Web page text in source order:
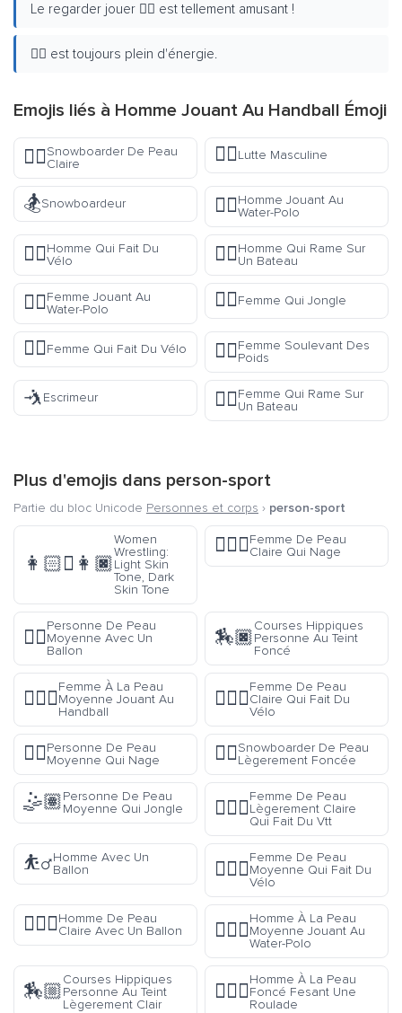
Le regarder jouer 🤾‍♂️ est tellement amusant !
🤾‍♂️ est toujours plein d'énergie.
Emojis liés à Homme Jouant Au Handball Émoji
🏂🏻Snowboarder De Peau
Claire
🤼‍♂️Lutte Masculine
🏂Snowboardeur 🤽‍♂️Homme Jouant Au
Water-Polo
🚴‍♂️Homme Qui Fait Du
Vélo
🚣‍♂️Homme Qui Rame Sur
Un Bateau
🤽‍♀️Femme Jouant Au
Water-Polo
🤹‍♀️Femme Qui Jongle
🚴‍♀️Femme Qui Fait Du Vélo 🏋️‍♀️Femme Soulevant Des
Poids
🤺Escrimeur 🚣‍♀️Femme Qui Rame Sur
Un Bateau
Plus d'emojis dans person-sport
Partie du bloc Unicode Personnes et corps › person-sport
👩🏻‍🫯‍👩🏿
Women
Wrestling:
Light Skin
Tone, Dark
Skin Tone
🏊🏻‍♀️Femme De Peau
Claire Qui Nage
⛹🏽
Personne De Peau
Moyenne Avec Un
Ballon
🏇🏿
Courses Hippiques
Personne Au Teint
Foncé
🤾🏽‍♀️
Femme À La Peau
Moyenne Jouant Au
Handball
🚴🏻‍♀️
Femme De Peau
Claire Qui Fait Du
Vélo
🏊🏽Personne De Peau
Moyenne Qui Nage
🏂🏾Snowboarder De Peau
Lègerement Foncée
🤹🏽Personne De Peau
Moyenne Qui Jongle
🚵🏼‍♀️
Femme De Peau
Lègerement Claire
Qui Fait Du Vtt
⛹️‍♂️Homme Avec Un
Ballon
🚴🏽‍♀️
Femme De Peau
Moyenne Qui Fait Du
Vélo
⛹🏻‍♂️Homme De Peau
Claire Avec Un Ballon
🤽🏽‍♂️
Homme À La Peau
Moyenne Jouant Au
Water-Polo
🏇🏼
Courses Hippiques
Personne Au Teint
Lègerement Clair
🤸🏿‍♂️
Homme À La Peau
Foncé Fesant Une
Roulade